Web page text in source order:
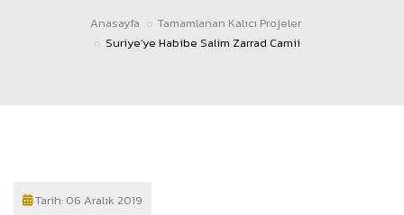
Anasayfa
Tamamlanan Kalıcı Projeler
Suriye’ye Habibe Salim Zarrad Camii
Tarih: 06 Aralık 2019